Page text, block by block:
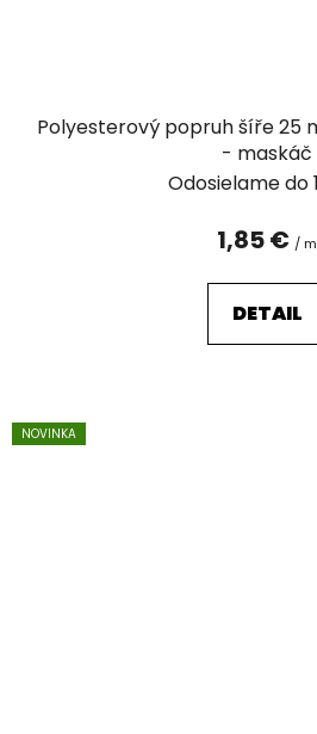
Polyesterový popruh šíře 25
- maskáč
Odosielame do
1,85 € / m
DETAIL
NOVINKA